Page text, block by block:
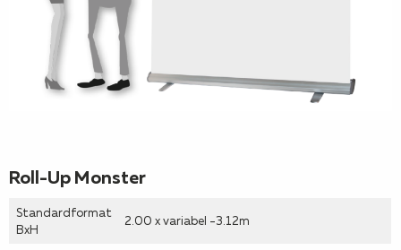
Roll-Up Monster
Standardformat
BxH
2.00 x variabel -3.12m